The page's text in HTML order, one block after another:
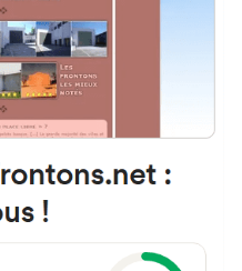
Francia